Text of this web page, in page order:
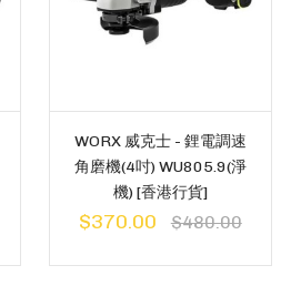
WORX 威克士 - 鋰電調速
角磨機(4吋) WU805.9(淨
機) [香港行貨]
$370.00 $480.00